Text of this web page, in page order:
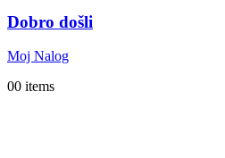
Dobro došli
Moj Nalog
00 items